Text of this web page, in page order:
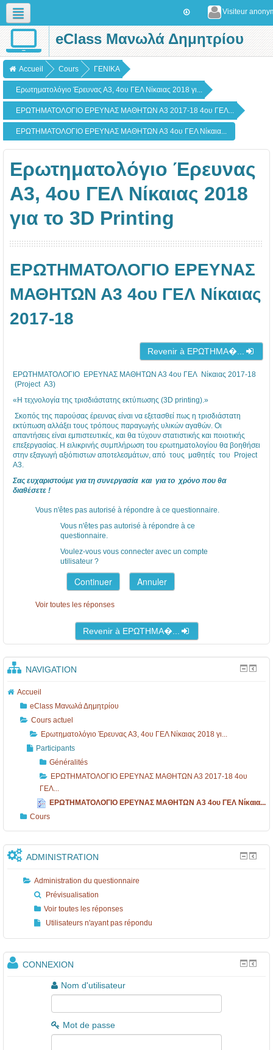
Visiteur
Français (fr)eClass Μανωλά Δημητρίου
Accueil Cours ΓΕΝΙΚΑ
Ερωτηματολόγιο Έρευνας Α3, 4ου ΓΕΛ Νίκαιας 2018 γι...
ΕΡΩΤΗΜΑΤΟΛΟΓΙΟ ΕΡΕΥΝΑΣ ΜΑΘΗΤΩΝ Α3 2017-18 4ου ΓΕΛ...
ΕΡΩΤΗΜΑΤΟΛΟΓΙΟ ΕΡΕΥΝΑΣ ΜΑΘΗΤΩΝ Α3 4ου ΓΕΛ Νίκαια...
Ερωτηματολόγιο Έρευνας
Α3, 4ου ΓΕΛ Νίκαιας 2018
για το 3D Printing
ΕΡΩΤΗΜΑΤΟΛΟΓΙΟ ΕΡΕΥΝΑΣ
ΜΑΘΗΤΩΝ Α3 4ου ΓΕΛ Νίκαιας
2017-18
Revenir à ΕΡΩΤΗΜΑ�...
ΕΡΩΤΗΜΑΤΟΛΟΓΙΟ ΕΡΕΥΝΑΣ ΜΑΘΗΤΩΝ Α3 4ου ΓΕΛ Νίκαιας 2017-18
(Project Α3)
«Η τεχνολογία της τρισδιάστατης εκτύπωσης (3D printing).»
Σκοπός της παρούσας έρευνας είναι να εξετασθεί πως η τρισδιάστατη
εκτύπωση αλλάξει τους τρόπους παραγωγής υλικών αγαθών. Οι
απαντήσεις είναι εμπιστευτικές, και θα τύχουν στατιστικής και ποιοτικής
επεξεργασίας. Η ειλικρινής συμπλήρωση του ερωτηματολογίου θα βοηθήσει
στην εξαγωγή αξιόπιστων αποτελεσμάτων, από τους μαθητές του Project
Α3.
Σας ευχαριστούμε για τη συνεργασία και για το χρόνο που θα
διαθέσετε !
Vous n'êtes pas autorisé à répondre à ce questionnaire.
Vous n'êtes pas autorisé à répondre à ce
questionnaire.
Voulez-vous vous connecter avec un compte
utilisateur ?
Voir toutes les réponses
Revenir à ΕΡΩΤΗΜΑ�...
NAVIGATION
Accueil
eClass Μανωλά Δημητρίου
Cours actuel
Ερωτηματολόγιο Έρευνας Α3, 4ου ΓΕΛ Νίκαιας 2018 γι...
Participants
Généralités
ΕΡΩΤΗΜΑΤΟΛΟΓΙΟ ΕΡΕΥΝΑΣ ΜΑΘΗΤΩΝ Α3 2017-18 4ου
ΓΕΛ...
ΕΡΩΤΗΜΑΤΟΛΟΓΙΟ ΕΡΕΥΝΑΣ ΜΑΘΗΤΩΝ Α3 4ου ΓΕΛ Νίκαια...
Cours
ADMINISTRATION
Administration du questionnaire
Prévisualisation
Voir toutes les réponses
Utilisateurs n'ayant pas répondu
CONNEXION
Nom d'utilisateur
Mot de passe